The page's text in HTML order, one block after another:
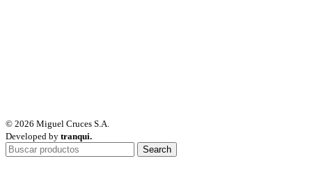
© 2026 Miguel Cruces S.A.
Developed by tranqui.
Search